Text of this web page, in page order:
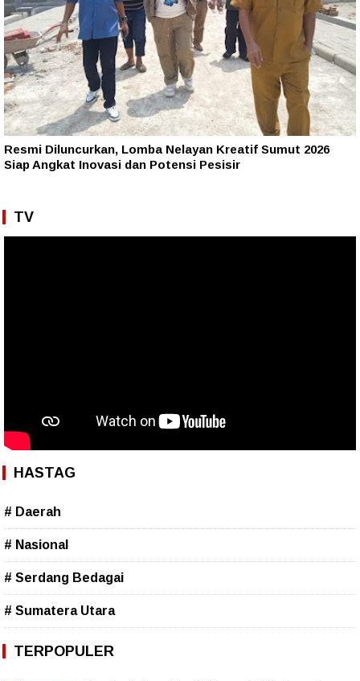
Resmi Diluncurkan, Lomba Nelayan Kreatif Sumut 2026
Siap Angkat Inovasi dan Potensi Pesisir
TV
HASTAG
# Daerah
# Nasional
# Serdang Bedagai
# Sumatera Utara
TERPOPULER